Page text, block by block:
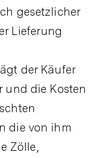
gesetzlicher
Lieferung
der Käufer
und die Kosten
die von ihm
Zölle,